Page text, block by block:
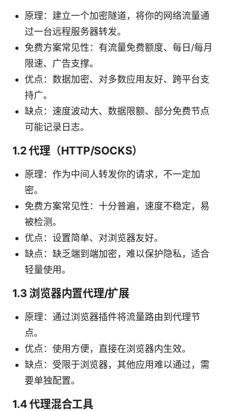
原理：建立一个加密隧道，将你的网络流量通
过一台远程服务器转发。
免费方案常见性：有流量免费额度、每日/每月
限速、广告支撑。
优点：数据加密、对多数应用友好、跨平台支
持广。
缺点：速度波动大、数据限额、部分免费节点
可能记录日志。
1.2 代理（HTTP/SOCKS）
原理：作为中间人转发你的请求，不一定加
密。
免费方案常见性：十分普遍，速度不稳定，易
被检测。
优点：设置简单、对浏览器友好。
缺点：缺乏端到端加密，难以保护隐私，适合
轻量使用。
1.3 浏览器内置代理/扩展
原理：通过浏览器插件将流量路由到代理节
点。
优点：使用方便，直接在浏览器内生效。
缺点：受限于浏览器，其他应用难以通过，需
要单独配置。
1.4 代理混合工具